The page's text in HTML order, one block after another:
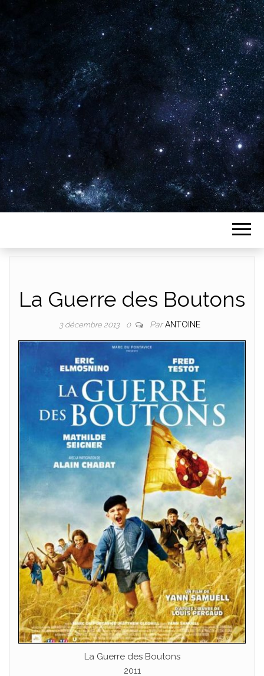
Plus de 2800 critiques de films
La Guerre des Boutons
3 décembre 2013 0 ParANTOINE
La Guerre des Boutons
2011